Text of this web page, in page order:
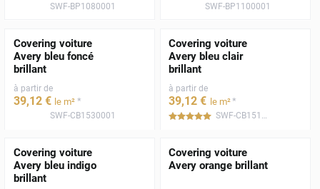
SWF-BP1080001 SWF-BP1100001
Covering voiture
Avery bleu foncé
brillant
à partir de
39,12 € le m² *
SWF-CB1530001
Covering voiture
Avery bleu clair
brillant
à partir de
39,12 € le m²*
***** SWF-CB1510001
Covering voiture
Avery bleu indigo
brillant
Covering voiture
Avery orange brillant